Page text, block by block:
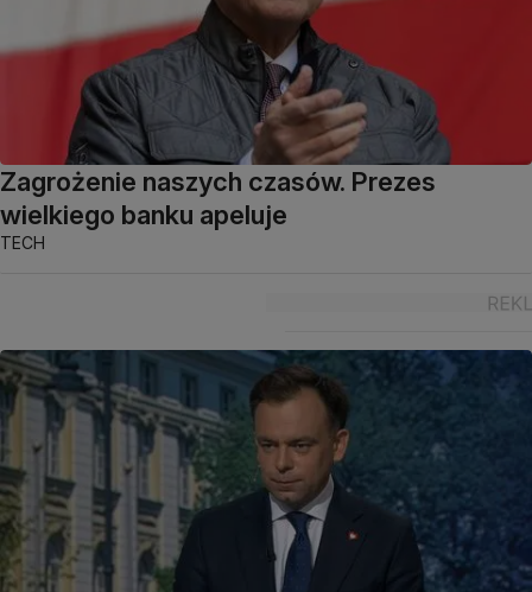
Zagrożenie naszych czasów. Prezes
wielkiego banku apeluje
TECH